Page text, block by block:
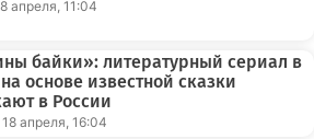
апреля, 11:04
байки»: литературный сериал в
основе известной сказки
в России
апреля, 16:04